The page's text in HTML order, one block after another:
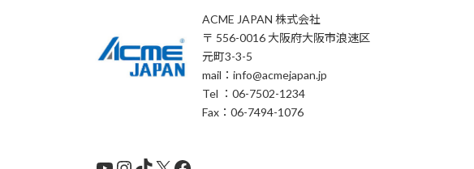
ACME JAPAN 株式会社
〒 556-0016 大阪府大阪市浪速区
元町3-3-5
mail：info@acmejapan.jp
Tel ：06-7502-1234
Fax：06-7494-1076